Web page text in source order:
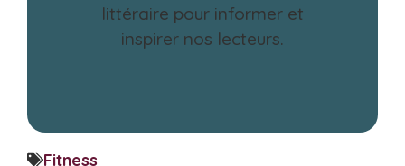
littéraire pour informer et
inspirer nos lecteurs.
Fitness